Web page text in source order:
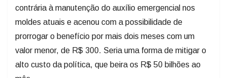
contrária à manutenção do auxílio emergencial nos
moldes atuais e acenou com a possibilidade de
prorrogar o benefício por mais dois meses com um
valor menor, de R$ 300. Seria uma forma de mitigar o
alto custo da política, que beira os R$ 50 bilhões ao